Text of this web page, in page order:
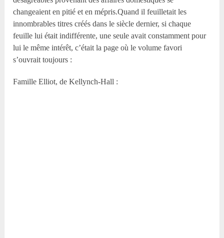
changeaient en pitié et en mépris.Quand il feuilletait les
innombrables titres créés dans le siècle dernier, si chaque
feuille lui était indifférente, une seule avait constamment pour
lui le même intérêt, c’était la page où le volume favori
s’ouvrait toujours :
Famille Elliot, de Kellynch-Hall :